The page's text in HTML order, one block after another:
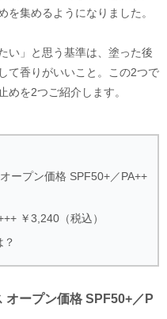
を集めるようになりました。
い」と思う基準は、塗った後
て香りがいいこと。この2つで
めを2つご紹介します。
ープン価格 SPF50+／PA++
￥3,240（税込）
オープン価格 SPF50+／P